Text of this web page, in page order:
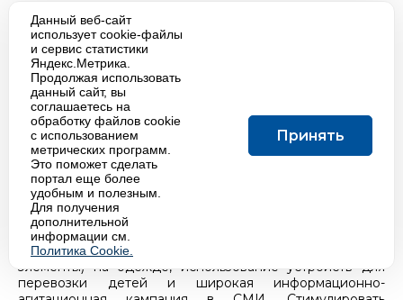
в любом случае ребенка нельзя оставлять одного в
комнате с раскрытыми окнами. Безопаснее ставить
рамы в режим проветривания, напоминают в
Минздраве.
Дети на дороге
Что касается дорожного травматизма, его на него
приходится не более 1,2% от всех травм, однако это
самые тяжелые повреждения, которые зачастую
приводят к глубокой инвалидности или смерти. Хотя
Россия по этому показателю пока опережает развитые
страны, частота случаев ДТП с участием детей
продолжает снижаться, Этому способствует обучение
ПДД сызмальства, фликеры (светоотражающие
элементы) на одежде, использование устройств для
перевозки детей и широкая информационно-
Данный веб-сайт
использует cookie-файлы
и сервис статистики
Яндекс.Метрика.
Продолжая использовать
данный сайт, вы
соглашаетесь на
обработку файлов cookie
с использованием
метрических программ.
Это поможет сделать
портал еще более
удобным и полезным.
Для получения
дополнительной
информации см.
Политика Cookie.
Принять